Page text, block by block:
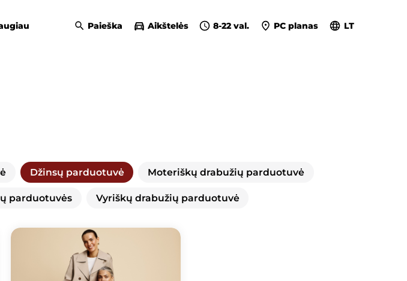
Paieška Aikštelės 8-22 val. PC planas LT
Džinsų parduotuvė Moteriškų drabužių parduotuvė
parduotuvės Vyriškų drabužių parduotuvė